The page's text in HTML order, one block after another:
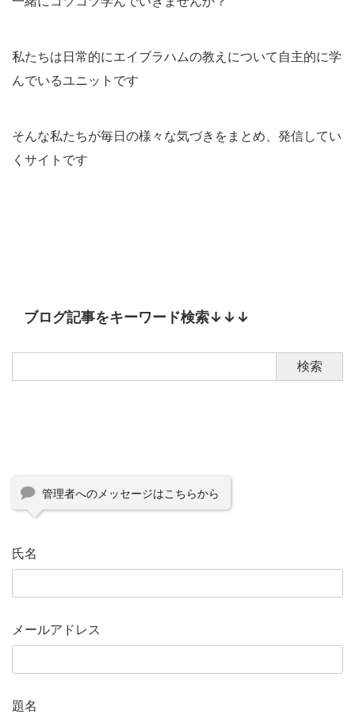
私たちは日常的にエイブラハムの教えについて自主的に学
んでいるユニットです
そんな私たちが毎日の様々な気づきをまとめ、発信してい
くサイトです
ブログ記事をキーワード検索↓↓↓
検索
管理者へのメッセージはこちらから
氏名
メールアドレス
題名